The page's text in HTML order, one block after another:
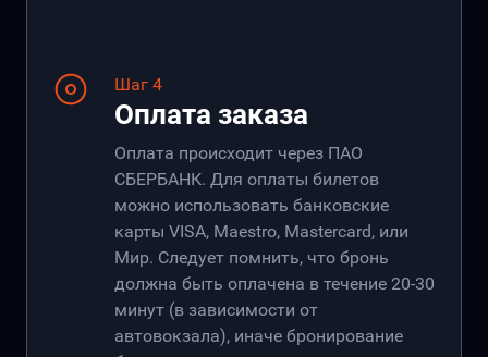
Шаг 4
Оплата заказа
Оплата происходит через ПАО
СБЕРБАНК. Для оплаты билетов
можно использовать банковские
карты VISA, Maestro, Mastercard, или
Мир. Следует помнить, что бронь
должна быть оплачена в течение 20-30
минут (в зависимости от
автовокзала), иначе бронирование